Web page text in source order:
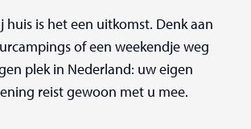
huis is het een uitkomst. Denk aan
of een weekendje weg
plek in Nederland: uw eigen
reist gewoon met u mee.